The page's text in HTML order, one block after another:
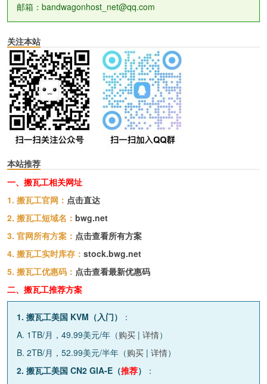
邮箱：bandwagonhost_net@qq.com
关注本站
本站推荐
一、搬瓦工相关网址
1. 搬瓦工官网： 点击直达
2. 搬瓦工短域名： bwg.net
3. 官网所有方案： 点击查看所有方案
4. 搬瓦工实时库存： stock.bwg.net
5. 搬瓦工优惠码： 点击查看最新优惠码
二、搬瓦工推荐方案
1. 搬瓦工美国 KVM（入门）
：
A. 1TB/月，49.99美元/年（购买 | 详情）
B. 2TB/月，52.99美元/半年（购买 | 详情）
2. 搬瓦工美国 CN2 GIA-E（推荐）
：